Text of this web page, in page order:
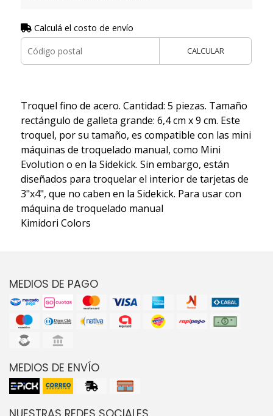
Calculá el costo de envío
CALCULAR
Troquel fino de acero. Cantidad: 5 piezas. Tamaño
rectángulo de galleta grande: 6,4 cm x 9 cm. Este
troquel, por su tamaño, es compatible con las mini
máquinas de troquelado manual, como Mini
Evolution o en la Sidekick. Sin embargo, están
diseñados para troquelar el interior de tarjetas de
3"x4", que no caben en la Sidekick. Para usar con
máquina de troquelado manual
Kimidori Colors
MEDIOS DE PAGO
MEDIOS DE ENVÍO